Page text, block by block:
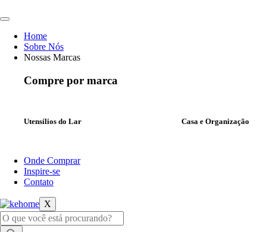
para
conteúdoHome
Sobre Nós
Nossas Marcas
Compre por marca
Utensílios do Lar Casa e Organização
Onde Comprar
Inspire-se
Contato
X
Pesquisar
...